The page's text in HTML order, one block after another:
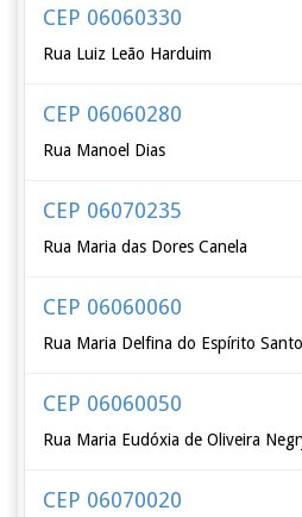
CEP 06060330
Rua Luiz Leão Harduim
CEP 06060280
Rua Manoel Dias
CEP 06070235
Rua Maria das Dores Canela
CEP 06060060
Rua Maria Delfina do Espírito Santo
CEP 06060050
Rua Maria Eudóxia de Oliveira
CEP 06070020